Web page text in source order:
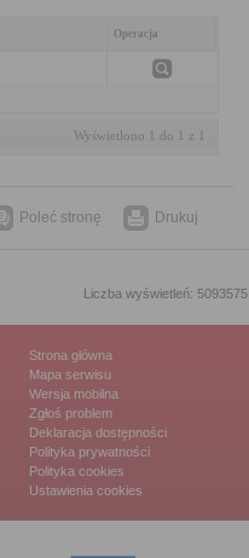
Operacja
Wyświetlono 1 do 1 z 1
Poleć stronę Drukuj
Liczba wyświetleń: 5093575
Strona główna
Mapa serwisu
Wersja mobilna
Zgłoś problem
Deklaracja dostępności
Polityka prywatności
Polityka cookies
Ustawienia cookies